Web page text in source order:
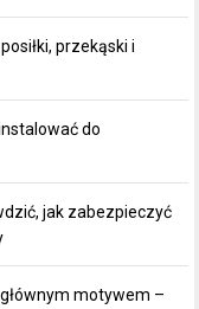
przekąski i
do
jak zabezpieczyć
motywem –